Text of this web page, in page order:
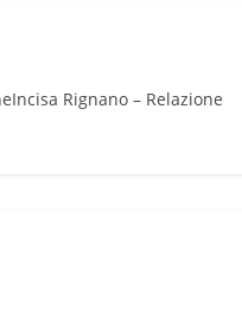
Rignano – Relazione